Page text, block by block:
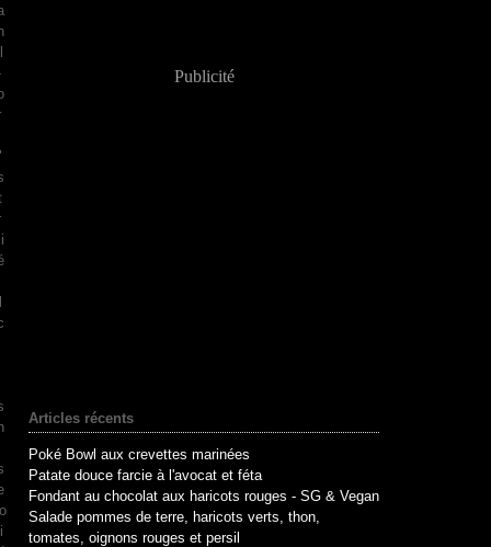
Publicité
Articles récents
Poké Bowl aux crevettes marinées
Patate douce farcie à l'avocat et féta
Fondant au chocolat aux haricots rouges - SG & Vegan
Salade pommes de terre, haricots verts, thon,
tomates, oignons rouges et persil